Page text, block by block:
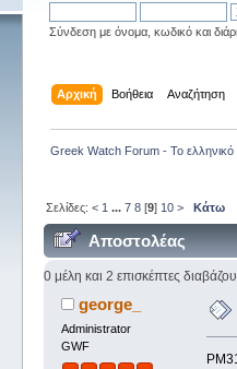
Σύνδεση με όνομα, κωδικό και
Αρχική Βοήθεια Αναζήτηση
Greek Watch Forum - Το ελληνικό
Σελίδες: < 1 ... 7 8[9] 10 > Κάτω
Αποστολέας
0 μέλη και 2 επισκέπτες
george_
Administrator
GWF